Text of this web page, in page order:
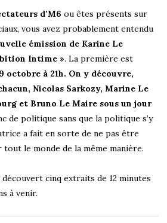
d’M6 ou êtes présents sur
vous avez probablement entendu
émission de Karine Le
Intime ». La première est
octobre à 21h. On y découvre,
Nicolas Sarkozy, Marine Le
et Bruno Le Maire sous un jour
de politique sans que la politique s’y
a fait en sorte de ne pas être
le monde de la même manière.
cinq extraits de 12 minutes
à venir.